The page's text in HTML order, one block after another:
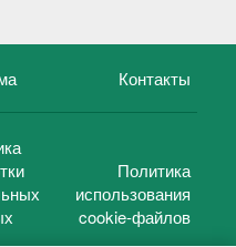
Контакты
Политика
использования
cookie-файлов